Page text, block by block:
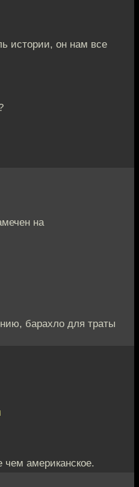
истории, он нам все
на
барахло для траты
чем американское.